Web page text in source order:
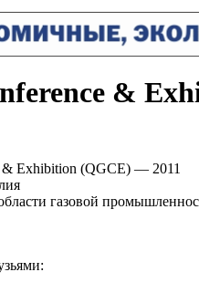
&
& Exhibition (QGCE) — 2011
газовой